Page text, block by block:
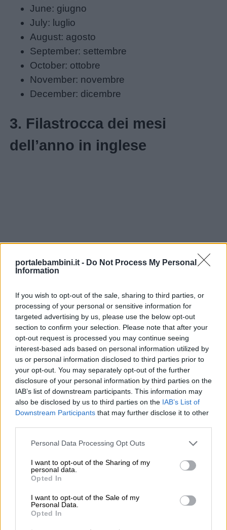
portalebambini.it - Do Not Process My Personal
Information
If you wish to opt-out of the sale, sharing to third parties, or
processing of your personal or sensitive information for
targeted advertising by us, please use the below opt-out
section to confirm your selection. Please note that after your
opt-out request is processed you may continue seeing
interest-based ads based on personal information utilized by
us or personal information disclosed to third parties prior to
your opt-out. You may separately opt-out of the further
disclosure of your personal information by third parties on the
IAB’s list of downstream participants. This information may
also be disclosed by us to third parties on the IAB’s List of
Downstream Participants that may further disclose it to other
Personal Data Processing Opt Outs
I want to opt-out of the Sharing of my
personal data.
Opted In
I want to opt-out of the Sale of my
Personal Data.
Opted In
Privacy
policy
June: giugno
July: luglio
August: agosto
September: settembre
October: ottobre
November: novembre
December: dicembre
3. Filastrocca dei mesi
dell’anno in inglese
Januarybrings the snow;